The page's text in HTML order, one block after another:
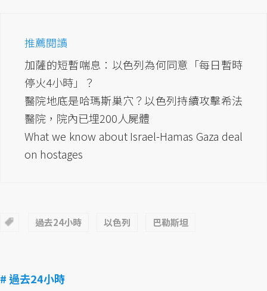
推薦閱讀
加薩的短暫喘息：以色列為何同意「每日暫時
停火4小時」？
醫院地底是哈瑪斯巢穴？以色列持續攻擊希法
醫院，院內已埋200人屍體
What we know about Israel-Hamas Gaza deal
on hostages
過去24小時 以色列 巴勒斯坦
# 過去24小時